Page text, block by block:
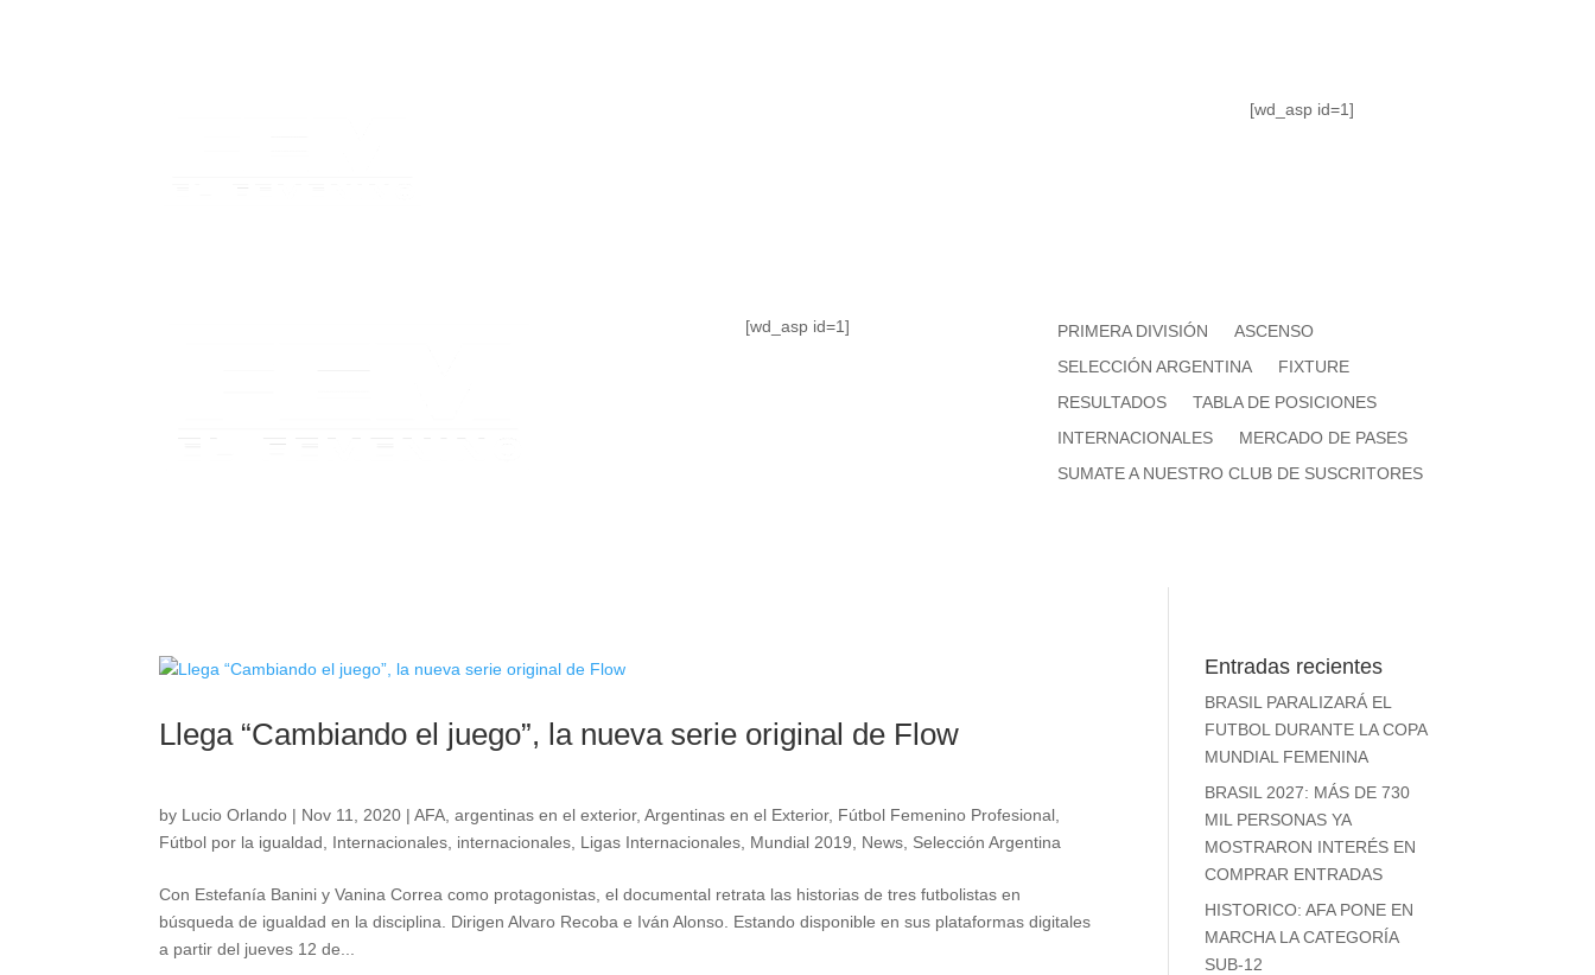
[wd_asp id=1]
[wd_asp id=1] PRIMERA DIVISIÓN
ASCENSO
SELECCIÓN ARGENTINA
FIXTURE
RESULTADOS
TABLA DE POSICIONES
INTERNACIONALES
MERCADO DE PASES
SUMATE A NUESTRO CLUB DE SUSCRITORES
Llega “Cambiando el juego”, la nueva serie original de Flow
by Lucio Orlando | Nov 11, 2020 |AFA ,argentinas en el exterior,Argentinas en el Exterior, Fútbol Femenino Profesional
Fútbol por la igualdad
Internacionales internacionales Ligas Internacionales Mundial 2019 News Selección Argentina
Con Estefanía Banini y Vanina Correa como protagonistas, el documental retrata las historias de tres futbolistas en
búsqueda de igualdad en la disciplina. Dirigen Alvaro Recoba e Iván Alonso. Estando disponible en sus plataformas digitales
a partir del jueves 12 de...
Entradas recientes
BRASIL PARALIZARÁ EL
FUTBOL DURANTE LA COPA
MUNDIAL FEMENINA
BRASIL 2027: MÁS DE 730
MIL PERSONAS YA
MOSTRARON INTERÉS EN
COMPRAR ENTRADAS
HISTORICO: AFA PONE EN
MARCHA LA CATEGORÍA
SUB-12